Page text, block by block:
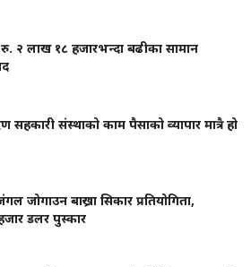
२ लाख १८ हजारभन्दा बढीका सामान
संस्थाको काम पैसाको व्यापार मात्रै हो
जोगाउन बाख्रा सिकार प्रतियोगिता,
डलर पुस्कार